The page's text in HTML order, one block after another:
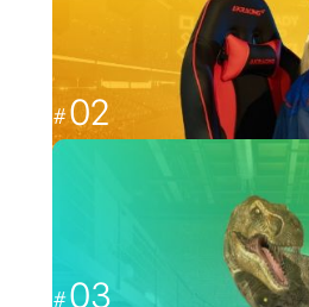
02
福岡から世界最強を目指す
03